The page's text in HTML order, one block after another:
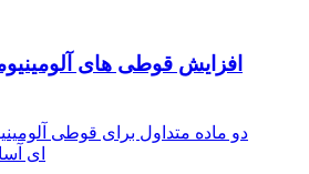
افزایش قوطی های